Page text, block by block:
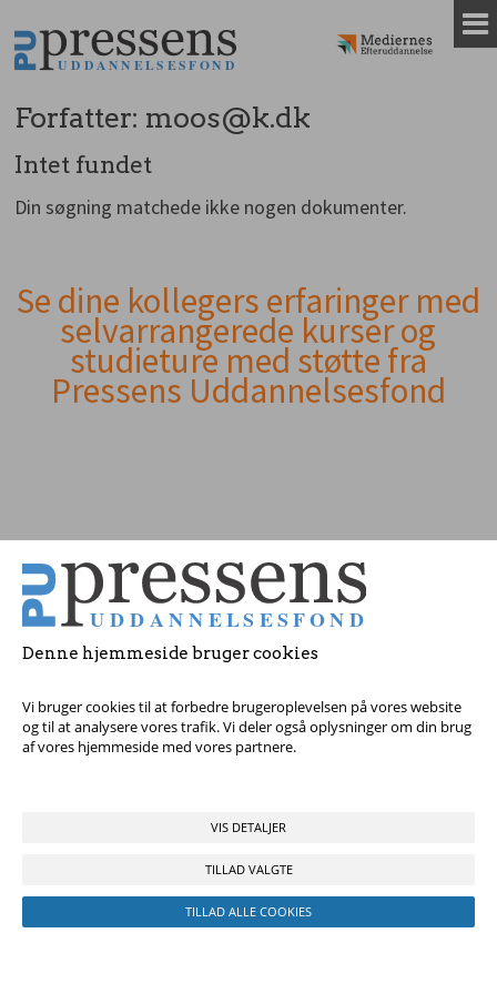
Denne hjemmeside bruger cookies
Vi bruger cookies til at forbedre brugeroplevelsen på vores website
og til at analysere vores trafik. Vi deler også oplysninger om din brug
af vores hjemmeside med vores partnere.
VIS DETALJER
TILLAD VALGTE
TILLAD ALLE COOKIES
til
indhold
Forfatter: moos@k.dk
Intet fundet
Din søgning matchede ikke nogen dokumenter.
Andet
indhold
Se dine kollegers erfaringer med
selvarrangerede kurser og
studieture med støtte fra
Pressens Uddannelsesfond
Tag fat i os med dine spørgsmål!
© 2017 Pressens Uddannelsesfond, Rådhuspladsen 16, 4. sal, 1550